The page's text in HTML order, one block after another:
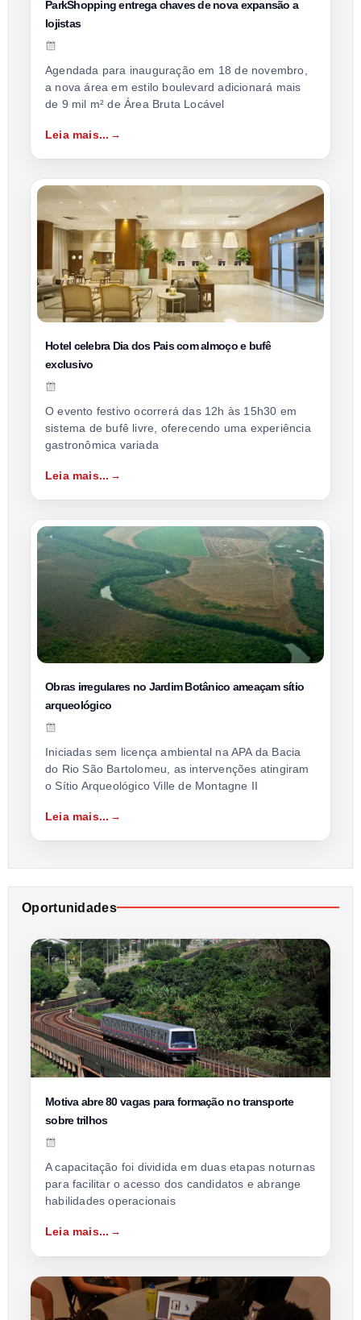
ParkShopping entrega chaves de nova expansão a
lojistas
Agendada para inauguração em 18 de novembro,
a nova área em estilo boulevard adicionará mais
de 9 mil m² de Área Bruta Locável
Leia mais...
Hotel celebra Dia dos Pais com almoço e bufê
exclusivo
O evento festivo ocorrerá das 12h às 15h30 em
sistema de bufê livre, oferecendo uma experiência
gastronômica variada
Leia mais...
Obras irregulares no Jardim Botânico ameaçam sítio
arqueológico
Iniciadas sem licença ambiental na APA da Bacia
do Rio São Bartolomeu, as intervenções atingiram
o Sítio Arqueológico Ville de Montagne II
Leia mais...
Oportunidades
Motiva abre 80 vagas para formação no transporte
sobre trilhos
A capacitação foi dividida em duas etapas noturnas
para facilitar o acesso dos candidatos e abrange
habilidades operacionais
Leia mais...